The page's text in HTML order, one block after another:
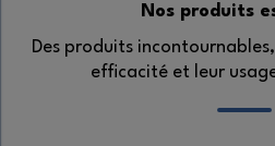
Nos produits
Des produits
efficacité et leur